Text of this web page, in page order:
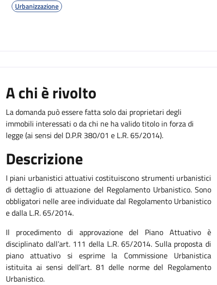
Urbanizzazione
A chi è rivolto
La domanda può essere fatta solo dai proprietari degli
immobili interessati o da chi ne ha valido titolo in forza di
legge (ai sensi del D.P.R 380/01 e L.R. 65/2014).
Descrizione
I piani urbanistici attuativi costituiscono strumenti urbanistici
di dettaglio di attuazione del Regolamento Urbanistico. Sono
obbligatori nelle aree individuate dal Regolamento Urbanistico
e dalla L.R. 65/2014.
Il procedimento di approvazione del Piano Attuativo è
disciplinato dall’art. 111 della L.R. 65/2014. Sulla proposta di
piano attuativo si esprime la Commissione Urbanistica
istituita ai sensi dell’art. 81 delle norme del Regolamento
Urbanistico.